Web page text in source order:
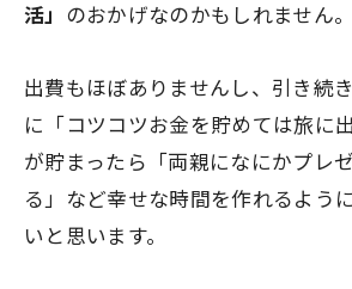
活」 のおかげなのかもしれません。
出費もほぼありませんし、引き続
に「コツコツお金を貯めては旅に
が貯まったら「両親になにかプレ
る」など幸せな時間を作れるよう
いと思います。